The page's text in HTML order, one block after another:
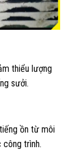
thiểu lượng
sưởi.
ồn từ môi
công trình.